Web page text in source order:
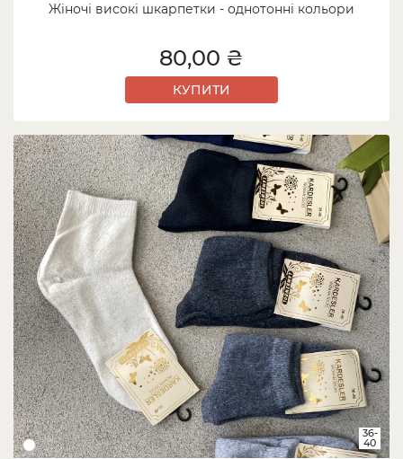
Жіночі високі шкарпетки - однотонні кольори
80,00 ₴
КУПИТИ
36-
40